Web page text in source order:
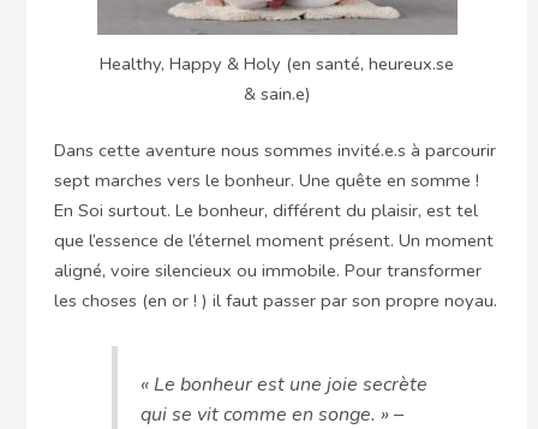
Healthy, Happy & Holy (en santé, heureux.se
& sain.e)
Dans cette aventure nous sommes invité.e.s à parcourir
sept marches vers le bonheur. Une quête en somme !
En Soi surtout. Le bonheur, différent du plaisir, est tel
que l’essence de l’éternel moment présent. Un moment
aligné, voire silencieux ou immobile. Pour transformer
les choses (en or ! ) il faut passer par son propre noyau.
« Le bonheur est une joie secrète
qui se vit comme en songe. » –